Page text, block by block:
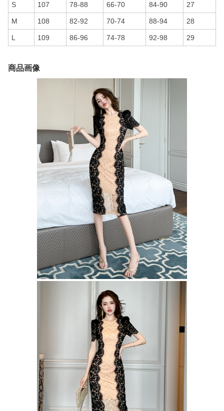
S 107 78-88 66-70 84-90 27
M 108 82-92 70-74 88-94 28
L 109 86-96 74-78 92-98 29
商品画像